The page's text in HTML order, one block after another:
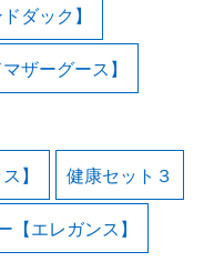
ダック】
ザーグース】
】 健康セット３
【エレガンス】